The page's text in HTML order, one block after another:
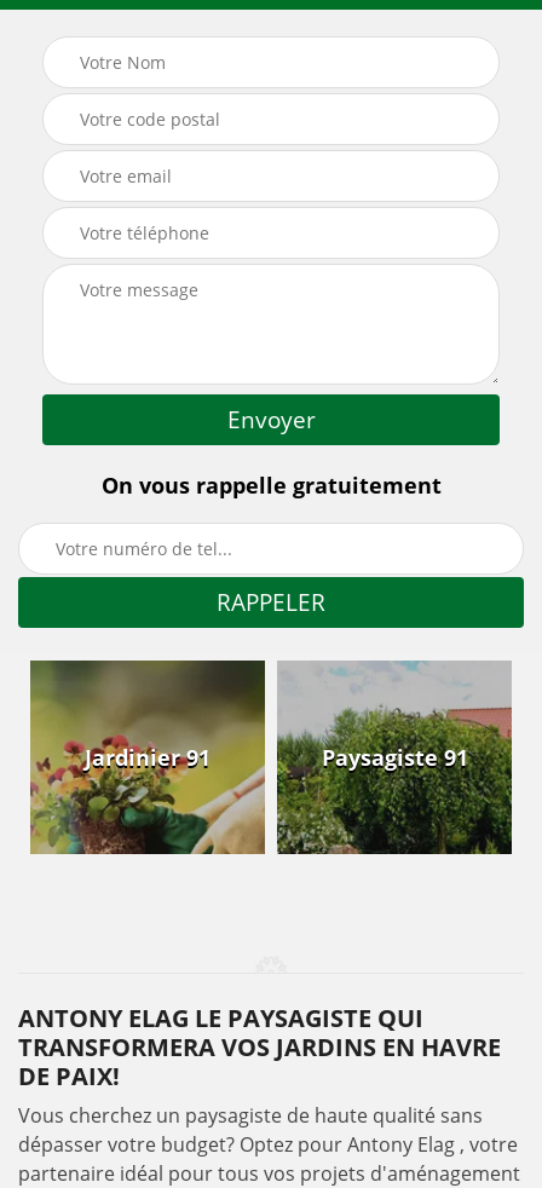
On vous rappelle gratuitement
Jardinier 91 Paysagiste 91
ANTONY ELAG LE PAYSAGISTE QUI
TRANSFORMERA VOS JARDINS EN HAVRE
DE PAIX!
Vous cherchez un paysagiste de haute qualité sans
dépasser votre budget? Optez pour Antony Elag , votre
partenaire idéal pour tous vos projets d'aménagement